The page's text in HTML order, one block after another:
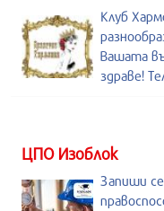
Клуб
Вашата
здраве!
ЦПО Изоблок
Запиши се